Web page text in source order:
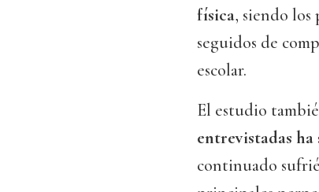
física, siendo
seguidos de
escolar.
El estudio
entrevistadas
continuado